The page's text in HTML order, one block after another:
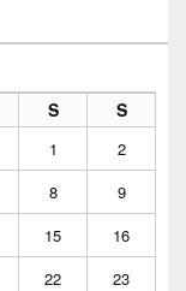
S S
1
2
8
9
15
16
22
23